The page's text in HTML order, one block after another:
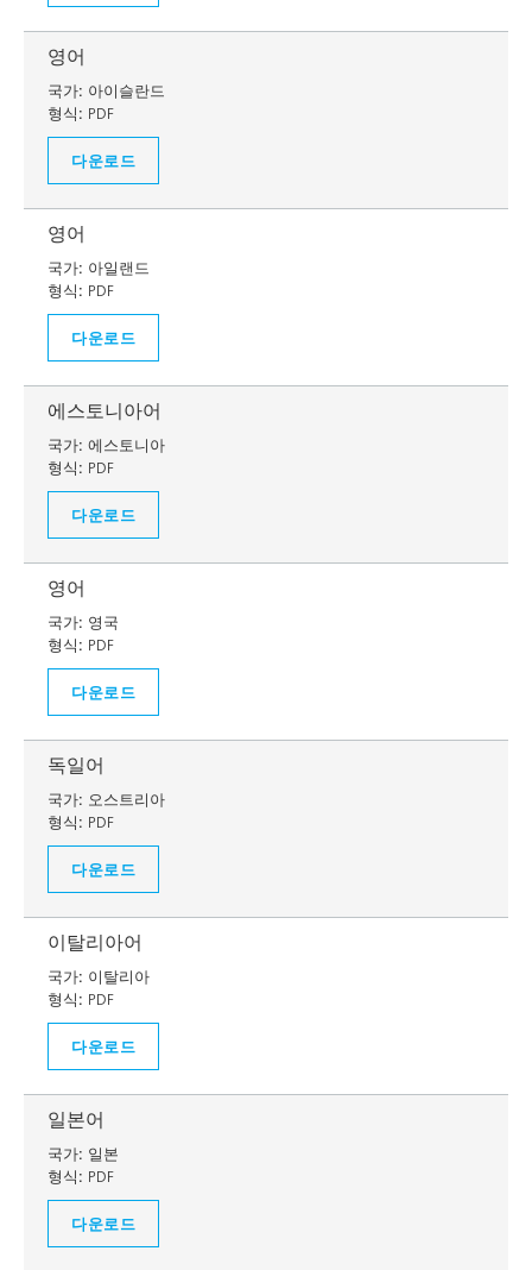
영어
국가: 아이슬란드
형식: PDF
다운로드
영어
국가: 아일랜드
형식: PDF
다운로드
에스토니아어
국가: 에스토니아
형식: PDF
다운로드
영어
국가: 영국
형식: PDF
다운로드
독일어
국가: 오스트리아
형식: PDF
다운로드
이탈리아어
국가: 이탈리아
형식: PDF
다운로드
일본어
국가: 일본
형식: PDF
다운로드